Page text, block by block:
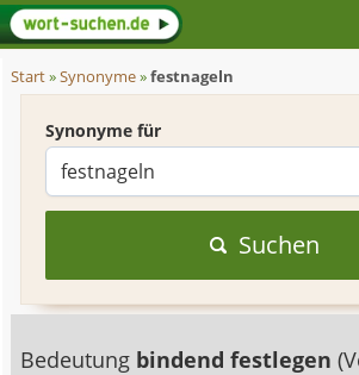
Start»Synonyme»festnageln
Synonyme für
Suchen
Bedeutung bindend festlegen